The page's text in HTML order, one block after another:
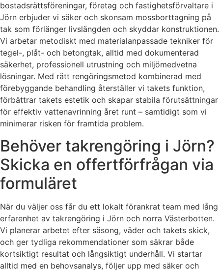
bostadsrättsföreningar, företag och fastighetsförvaltare i
Jörn erbjuder vi säker och skonsam mossborttagning på
tak som förlänger livslängden och skyddar konstruktionen.
Vi arbetar metodiskt med materialanpassade tekniker för
tegel-, plåt- och betongtak, alltid med dokumenterad
säkerhet, professionell utrustning och miljömedvetna
lösningar. Med rätt rengöringsmetod kombinerad med
förebyggande behandling återställer vi takets funktion,
förbättrar takets estetik och skapar stabila förutsättningar
för effektiv vattenavrinning året runt – samtidigt som vi
minimerar risken för framtida problem.
Behöver takrengöring i Jörn?
Skicka en offertförfrågan via
formuläret
När du väljer oss får du ett lokalt förankrat team med lång
erfarenhet av takrengöring i Jörn och norra Västerbotten.
Vi planerar arbetet efter säsong, väder och takets skick,
och ger tydliga rekommendationer som säkrar både
kortsiktigt resultat och långsiktigt underhåll. Vi startar
alltid med en behovsanalys, följer upp med säker och